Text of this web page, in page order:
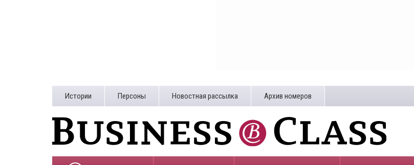
Истории Персоны Новостная рассылка Архив номеров